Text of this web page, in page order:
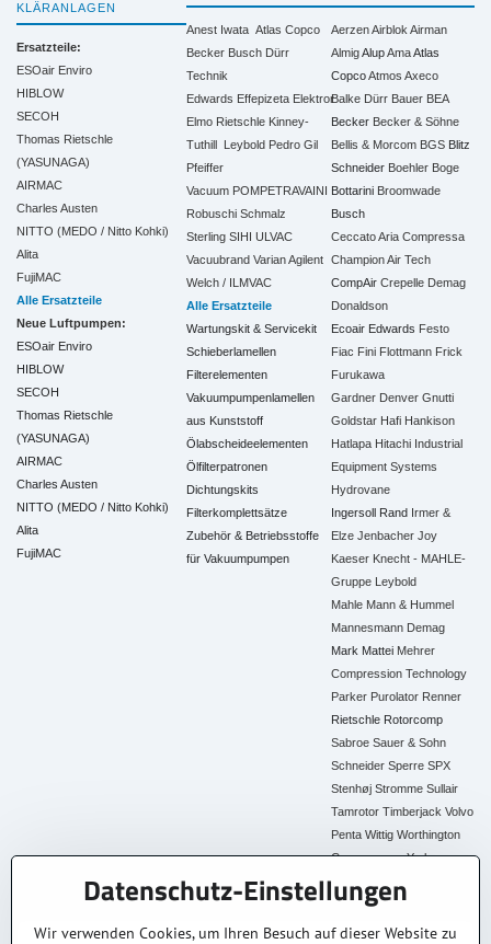
KLÄRANLAGEN
Ersatzteile:
ESOair Enviro
HIBLOW
SECOH
Thomas Rietschle
(YASUNAGA)
AIRMAC
Charles Austen
NITTO (MEDO / Nitto Kohki)
Alita
FujiMAC
Alle Ersatzteile
Neue Luftpumpen:
ESOair Enviro
HIBLOW
SECOH
Thomas Rietschle
(YASUNAGA)
AIRMAC
Charles Austen
NITTO (MEDO / Nitto Kohki)
Alita
FujiMAC
Anest Iwata Atlas Copco
Becker Busch Dürr
Technik
Edwards Effepizeta Elektror
Elmo Rietschle Kinney-
Tuthill Leybold Pedro Gil
Pfeiffer
Vacuum POMPETRAVAINI
Robuschi Schmalz
Sterling SIHI ULVAC
Vacuubrand Varian Agilent
Welch / ILMVAC
Alle Ersatzteile
Wartungskit & Servicekit
Schieberlamellen
Filterelementen
Vakuumpumpenlamellen
aus Kunststoff
Ölabscheideelementen
Ölfilterpatronen
Dichtungskits
Filterkomplettsätze
Zubehör & Betriebsstoffe
für Vakuumpumpen
AerzenAirblok Airman
Almig Alup Ama Atlas
Copco Atmos Axeco
Balke Dürr Bauer BEA
Becker Becker & Söhne
Bellis & Morcom BGS Blitz
Schneider Boehler Boge
Bottarini Broomwade
Busch
Ceccato Aria Compressa
Champion Air Tech
CompAir Crepelle Demag
Donaldson
Ecoair Edwards Festo
Fiac Fini Flottmann Frick
Furukawa
Gardner Denver Gnutti
Goldstar Hafi Hankison
Hatlapa Hitachi Industrial
Equipment Systems
Hydrovane
Ingersoll Rand Irmer &
Elze Jenbacher Joy
Kaeser Knecht - MAHLE-
Gruppe Leybold
Mahle Mann & Hummel
Mannesmann Demag
Mark Mattei Mehrer
Compression Technology
Parker Purolator Renner
Rietschle Rotorcomp
Sabroe Sauer & Sohn
Schneider Sperre SPX
Stenhøj Stromme Sullair
Tamrotor Timberjack Volvo
Penta Wittig Worthington
Creyssensac York
Alle Ersatzteile
Datenschutz-Einstellungen
Wir verwenden Cookies, um Ihren Besuch auf dieser Website zu